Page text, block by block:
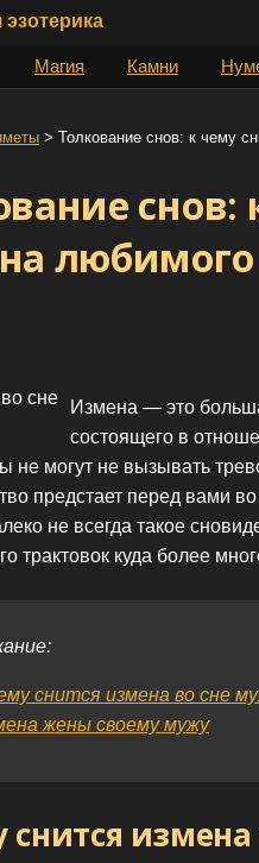
Магия Камни
> Толкование снов: к чему
снов:
любимого
Измена — это
состоящего в
не могут не вызывать
предстает перед вами
не всегда такое
трактовок куда более
снится измена во сне
жены своему мужу
снится